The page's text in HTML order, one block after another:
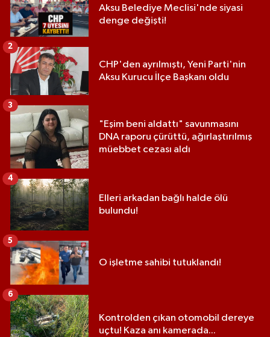
Aksu Belediye Meclisi'nde siyasi
denge değişti!
CHP'den ayrılmıştı, Yeni Parti'nin
Aksu Kurucu İlçe Başkanı oldu
2
"Eşim beni aldattı" savunmasını
DNA raporu çürüttü, ağırlaştırılmış
müebbet cezası aldı
3
Elleri arkadan bağlı halde ölü
bulundu!
4
O işletme sahibi tutuklandı!
5
Kontrolden çıkan otomobil dereye
uçtu! Kaza anı kamerada...
6